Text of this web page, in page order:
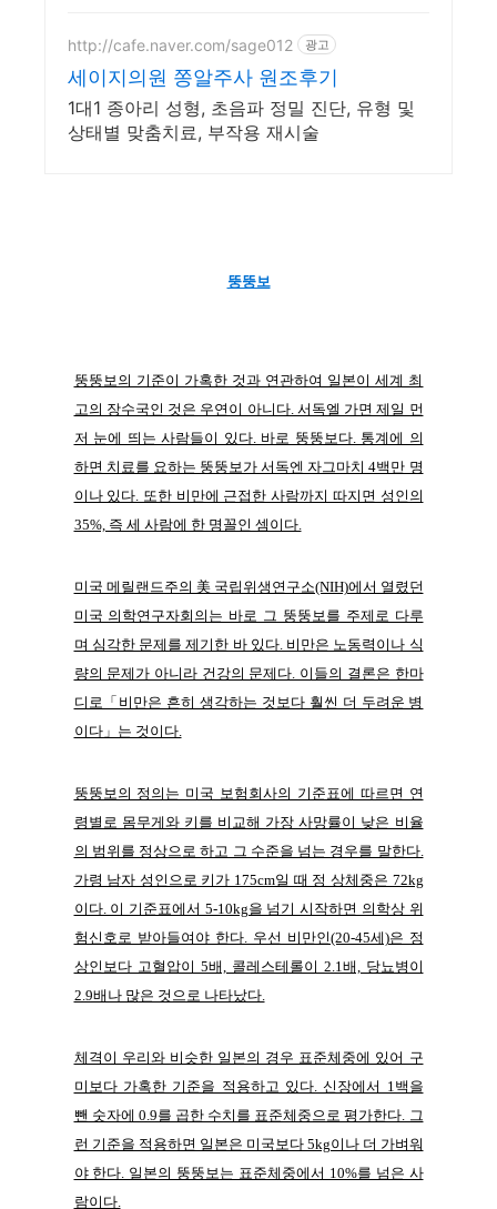
http://cafe.naver.com/sage012 광고
세이지의원 쫑알주사 원조후기
1대1 종아리 성형, 초음파 정밀 진단, 유형 및
상태별 맞춤치료, 부작용 재시술
뚱뚱보
뚱뚱보의 기준이 가혹한 것과 연관하여 일본이 세계 최
고의 장수국인 것은 우연이 아니다. 서독엘 가면 제일 먼
저 눈에 띄는 사람들이 있다. 바로 뚱뚱보다. 통계에 의
하면 치료를 요하는 뚱뚱보가 서독엔 자그마치 4백만 명
이나 있다. 또한 비만에 근접한 사람까지 따지면 성인의
35%, 즉 세 사람에 한 명꼴인 셈이다.
미국 메릴랜드주의 美 국립위생연구소(NIH)에서 열렸던
미국 의학연구자회의는 바로 그 뚱뚱보를 주제로 다루
며 심각한 문제를 제기한 바 있다. 비만은 노동력이나 식
량의 문제가 아니라 건강의 문제다. 이들의 결론은 한마
디로「비만은 흔히 생각하는 것보다 훨씬 더 두려운 병
이다」는 것이다.
뚱뚱보의 정의는 미국 보험회사의 기준표에 따르면 연
령별로 몸무게와 키를 비교해 가장 사망률이 낮은 비율
의 범위를 정상으로 하고 그 수준을 넘는 경우를 말한다.
가령 남자 성인으로 키가 175cm일 때 정 상체중은 72kg
이다. 이 기준표에서 5-10kg을 넘기 시작하면 의학상 위
험신호로 받아들여야 한다. 우선 비만인(20-45세)은 정
상인보다 고혈압이 5배, 콜레스테롤이 2.1배, 당뇨병이
2.9배나 많은 것으로 나타났다.
체격이 우리와 비슷한 일본의 경우 표준체중에 있어 구
미보다 가혹한 기준을 적용하고 있다. 신장에서 1백을
뺀 숫자에 0.9를 곱한 수치를 표준체중으로 평가한다. 그
런 기준을 적용하면 일본은 미국보다 5kg이나 더 가벼워
야 한다. 일본의 뚱뚱보는 표준체중에서 10%를 넘은 사
람이다.